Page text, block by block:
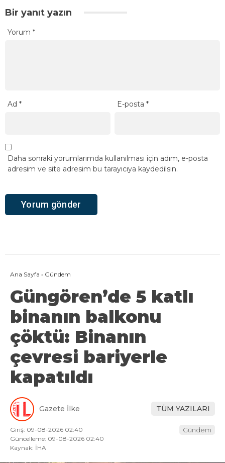
Bir yanıt yazın
Yorum *
Ad * E-posta*
Daha sonraki yorumlarımda kullanılması için adım, e-posta
adresim ve site adresim bu tarayıcıya kaydedilsin.
Ana Sayfa › Gündem
Güngören’de 5 katlı
binanın balkonu
çöktü: Binanın
çevresi bariyerle
kapatıldı
Gazete İlke TÜM YAZILARI
Giriş: 09-08-2026 02:40
Güncelleme: 09-08-2026 02:40
Kaynak: İHA
Gündem